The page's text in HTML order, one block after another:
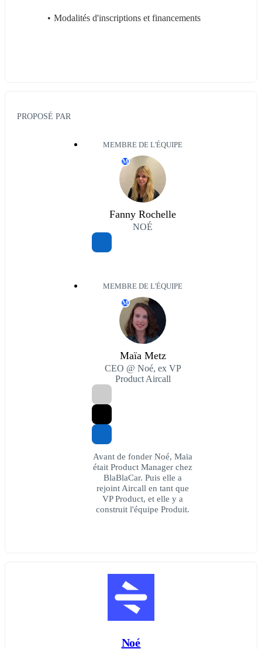
Modalités d'inscriptions et financements
PROPOSÉ PAR
MEMBRE DE L'ÉQUIPE
M
Fanny Rochelle
NOÉ
MEMBRE DE L'ÉQUIPE
M
Maïa Metz
CEO @ Noé, ex VP
Product Aircall
Avant de fonder Noé, Maïa
était Product Manager chez
BlaBlaCar. Puis elle a
rejoint Aircall en tant que
VP Product, et elle y a
construit l'équipe Produit.
Noé